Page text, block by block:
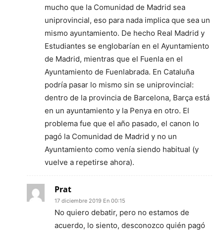
mucho que la Comunidad de Madrid sea
uniprovincial, eso para nada implica que sea un
mismo ayuntamiento. De hecho Real Madrid y
Estudiantes se englobarían en el Ayuntamiento
de Madrid, mientras que el Fuenla en el
Ayuntamiento de Fuenlabrada. En Cataluña
podría pasar lo mismo sin se uniprovincial:
dentro de la provincia de Barcelona, Barça está
en un ayuntamiento y la Penya en otro. El
problema fue que el año pasado, el canon lo
pagó la Comunidad de Madrid y no un
Ayuntamiento como venía siendo habitual (y
vuelve a repetirse ahora).
Prat
17 diciembre 2019 En 00:15
No quiero debatir, pero no estamos de
acuerdo, lo siento, desconozco quién pagó